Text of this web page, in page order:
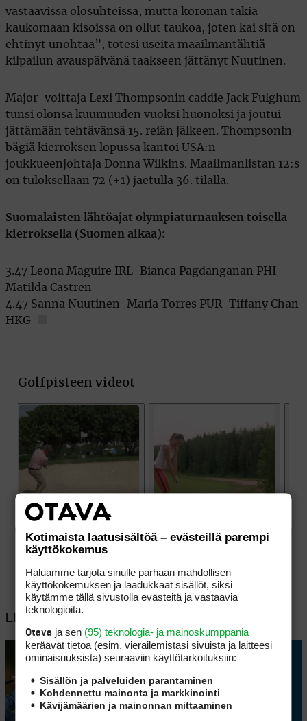
vastaavissa olosuhteissa, mutta koronan takia
kaukomaan kisoissa on ollut taukoa, joten kai sitä on
ehtinyt unohtaa”, totesi useita maailmantähtiä
kilpailun avauspäivänä taakseen jättänyt Nuutinen.
Major-voittaja Lexi Thompsonin caddie Jack Fulghum
tunsi olonsa kuumuuden vuoksi huonoksi ja joutui
jättämään tehtävänsä 15. reiän jälkeen. Thompsonin
bägiä kierroksen lopussa kantoi USA:n
joukkueenjohtaja Donna Wilkins. Maailmanlistan 12:s
on tuloksellaan 72 (+1) jaetulla 36. tilalla.
Suomalaisten lähtöajat olympiaturnauksen toisella
kierroksella (Suomen aikaa):
3.47 Leona Maguire IRL-Bianca Pagdanganan PHI-
Matilda Castren
4.47 Sanna Nuutinen-Maria Torres PUR-Tiffany Chan
HKG
Lisää aiheesta
Kotimaista laatusisältöä – evästeillä parempi
käyttökokemus
Haluamme tarjota sinulle parhaan mahdollisen
käyttökokemuksen ja laadukkaat sisällöt, siksi
käytämme tällä sivustolla evästeitä ja vastaavia
teknologioita.
Otava ja sen (95) teknologia- ja mainoskumppania
keräävät tietoa (esim. vierailemis­tasi sivuista ja laitteesi
ominaisuuk­sista) seuraaviin käyttötarkoituksiin:
Sisällön ja palveluiden parantaminen
Kohdennettu mainonta ja markkinointi
Kävijämäärien ja mainonnan mittaaminen